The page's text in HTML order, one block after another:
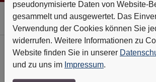
Skip to main navigation
Skip to main content
Skip to page footer
Daldrup & Söhne:
der Hoffnungsträger
pseudonymisierte Daten von Website-
gesammelt und ausgewertet. Das
Verwendung der Cookies können Sie
widerrufen. Weitere Informationen zu
Website finden Sie in unserer
und zu uns im Impressum.